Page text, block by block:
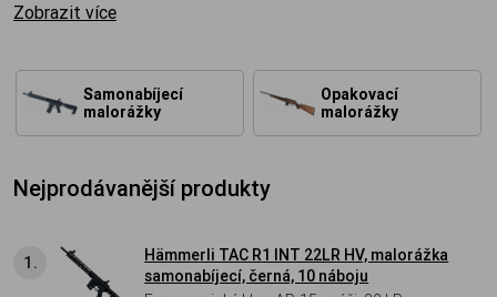
Zobrazit více
Samonabíjecí
malorážky
Opakovací
malorážky
Nejprodávanější produkty
1.
Hämmerli TAC R1 INT 22LR HV, malorážka
samonabíjecí, černá, 10 náboju